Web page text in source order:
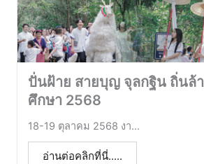
ปั่นฝ้าย สายบุญ จุลกฐิน ถิ่นล้
ศึกษา 2568
18-19 ตุลาคม 2568 งา...
อ่านต่อคลิกที่นี่.....